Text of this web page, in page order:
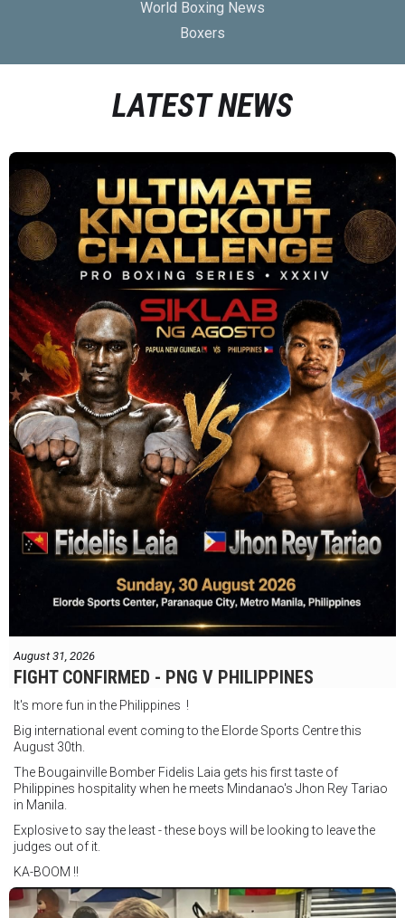
World Boxing News
Boxers
LATEST NEWS
August 31, 2026
FIGHT CONFIRMED - PNG V PHILIPPINES
It's more fun in the Philippines !
Big international event coming to the Elorde Sports Centre this
August 30th.
The Bougainville Bomber Fidelis Laia gets his first taste of
Philippines hospitality when he meets Mindanao's Jhon Rey Tariao
in Manila.
Explosive to say the least - these boys will be looking to leave the
judges out of it.
KA-BOOM !!